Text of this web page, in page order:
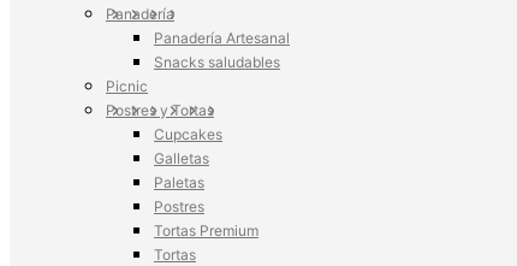
Panadería
Panadería Artesanal
Snacks saludables
Picnic
Postres y Tortas
Cupcakes
Galletas
Paletas
Postres
Tortas Premium
Tortas